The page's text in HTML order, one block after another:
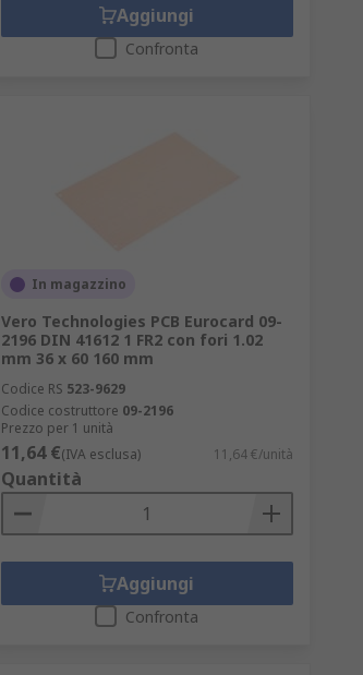
Aggiungi
Confronta
In magazzino
Vero Technologies PCB Eurocard 09-
2196 DIN 41612 1 FR2 con fori 1.02
mm 36 x 60 160 mm
Codice RS 523-9629
Codice costruttore 09-2196
Prezzo per 1 unità
11,64 €(IVA esclusa) 11,64 €/unità
Quantità
Aggiungi
Confronta